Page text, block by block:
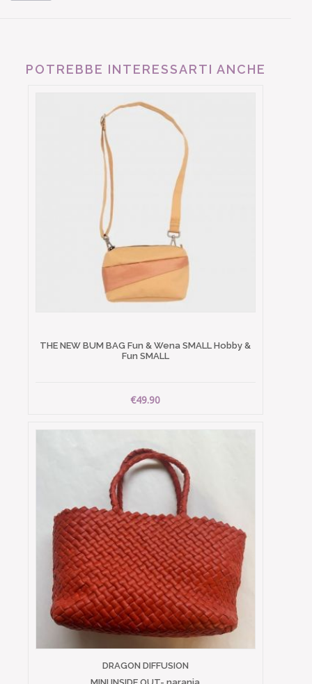
POTREBBE INTERESSARTI ANCHE
THE NEW BUM BAG Fun & Wena SMALL Hobby &
Fun SMALL
€49.90
DRAGON DIFFUSION